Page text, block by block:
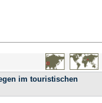
im touristischen